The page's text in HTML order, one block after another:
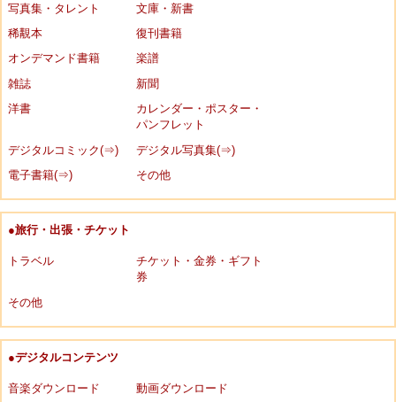
写真集・タレント
文庫・新書
稀覯本
復刊書籍
オンデマンド書籍
楽譜
雑誌
新聞
洋書
カレンダー・ポスター・
パンフレット
デジタルコミック(⇒)
デジタル写真集(⇒)
電子書籍(⇒)
その他
●旅行・出張・チケット
トラベル
チケット・金券・ギフト
券
その他
●デジタルコンテンツ
音楽ダウンロード
動画ダウンロード